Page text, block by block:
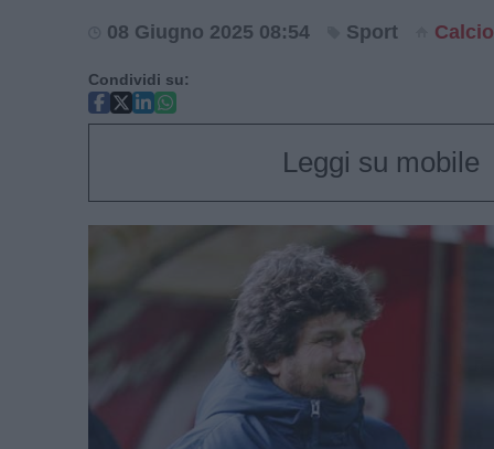
08 Giugno 2025 08:54 Sport Calcio
Condividi su:
Leggi su mobile